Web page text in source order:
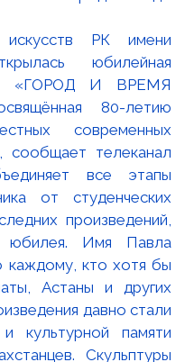
РК имени
юбилейная
«ГОРОД И ВРЕМЯ
80-летию
современных
сообщает телеканал
все этапы
от студенческих
произведений,
юбилея. Имя Павла
кто хотя бы
Астаны и других
давно стали
культурной памяти
Скульптуры